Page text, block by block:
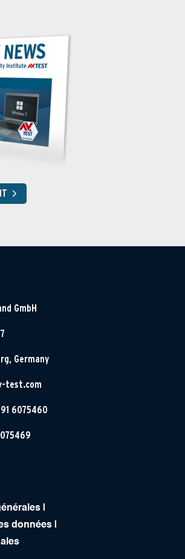
GmbH
Germany
test.com
6075460
données